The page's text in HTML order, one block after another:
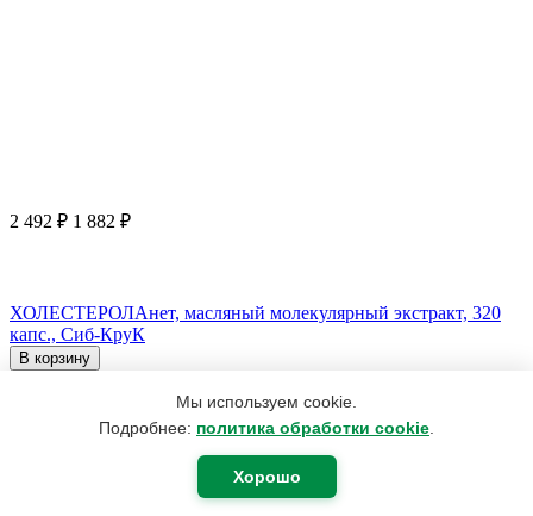
Мы используем cookie.
Подробнее: политика обработки cookie
Хорошо
2 492 ₽ 1 882 ₽
ХОЛЕСТЕРОЛАнет, масляный молекулярный экстракт, 320
капс., Сиб-КруК
В корзину